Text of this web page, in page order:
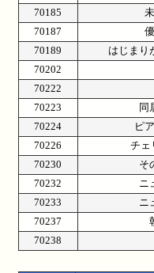
70185
70187
70189
はじまり
70202
70222
70223
同
70224
ピ
70226
チェ
70230
そ
70232
ニ
70233
ニ
70237
70238